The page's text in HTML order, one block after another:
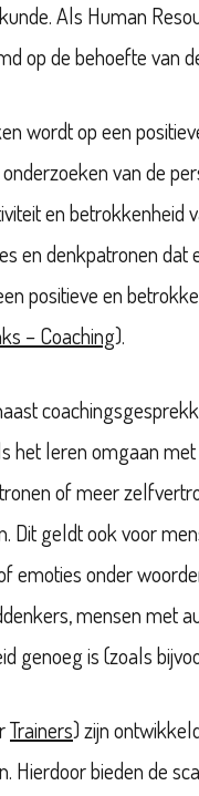
Als Human
op de behoefte van
wordt op een
van de
en betrokkenheid
en denkpatronen
positieve en
– Coaching).
het leren omgaan
of meer
Dit geldt ook voor
emoties onder
mensen met
genoeg is (zoals
Trainers) zijn
Hierdoor bieden de